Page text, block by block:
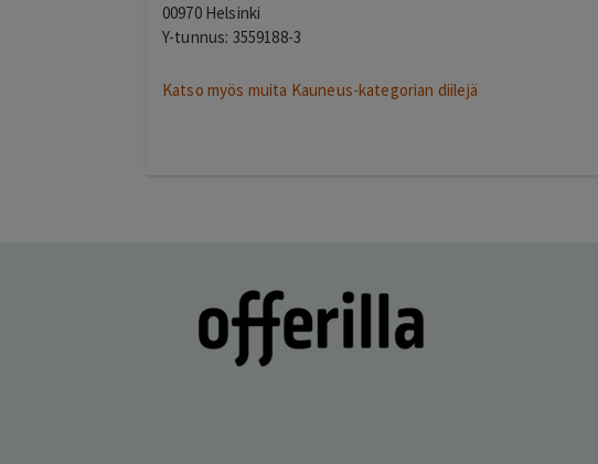
00970 Helsinki
Y-tunnus: 3559188-3
Katso myös muita Kauneus-kategorian diilejä